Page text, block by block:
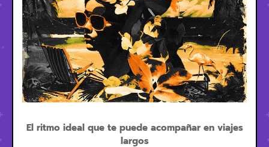
El ritmo ideal que te puede acompañar en viajes
largos